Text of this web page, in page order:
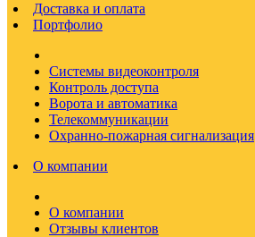
Доставка и оплата
Портфолио
Системы видеоконтроля
Контроль доступа
Ворота и автоматика
Телекоммуникации
Охранно-пожарная сигнализация
О компании
О компании
Отзывы клиентов